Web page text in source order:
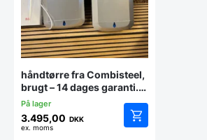
håndtørre fra Combisteel,
brugt – 14 dages garanti.
Du kan tilkøbe 12 mdr. for
799 kr.
3.495,00 DKK
ex. moms